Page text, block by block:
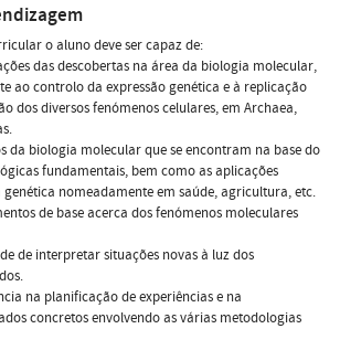
o aluno deve ser capaz de:
das descobertas na área da biologia molecular,
ao controlo da expressão genética e à replicação
dos diversos fenómenos celulares, em Archaea,
da biologia molecular que se encontram na base do
fundamentais, bem como as aplicações
nomeadamente em saúde, agricultura, etc.
de base acerca dos fenómenos moleculares
de interpretar situações novas à luz dos
na planificação de experiências e na
concretos envolvendo as várias metodologias